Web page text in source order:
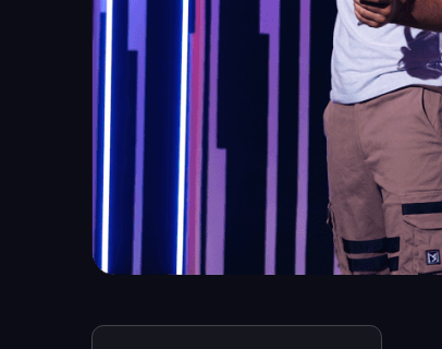
5 min
фотография на память